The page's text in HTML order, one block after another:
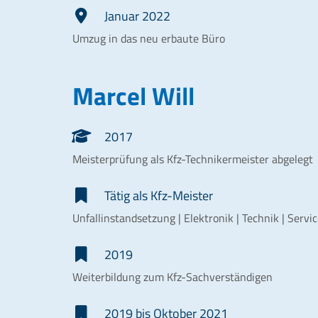
Januar 2022
Umzug in das neu erbaute Büro
Marcel Will
2017
Meisterprüfung als Kfz-Technikermeister abgelegt
Tätig als Kfz-Meister
Unfallinstandsetzung | Elektronik | Technik |
2019
Weiterbildung zum Kfz-Sachverständigen
2019 bis Oktober 2021